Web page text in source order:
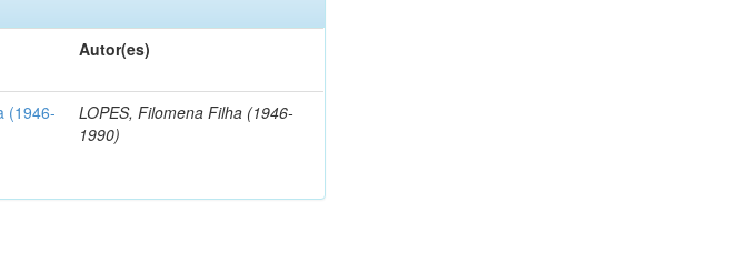
Autor(es)
(1946-
LOPES, Filomena Filha (1946-
1990)